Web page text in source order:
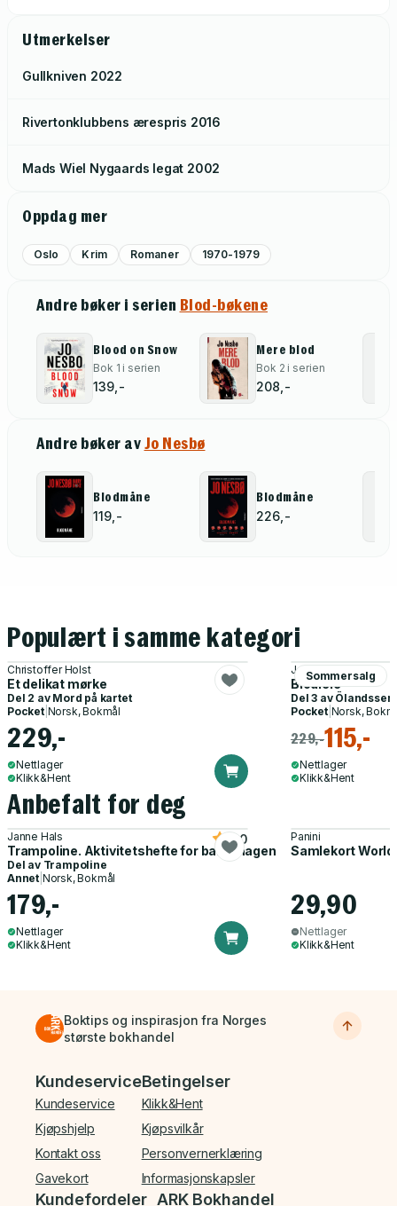
Utmerkelser
Gullkniven 2022
Rivertonklubbens ærespris 2016
Mads Wiel Nygaards legat 2002
Oppdag mer
Oslo Krim Romaner 1970-1979
Andre bøker i serien Blod-bøkene
Blood on Snow
Bok 1 i serien
139,-
Mere blod
Bok 2 i serien
208,-
Andre bøker avJo Nesbø
Blodmåne
119,-
Blodmåne
226,-
Populært i samme kategori
Christoffer Holst
Et delikat mørke
Del 2 av Mord på kartet
Pocket| Norsk, Bokmål
229,-
Nettlager
Klikk&Hent
Sommersalg
Johan Theorin
Blodleie
Del 3 av
Pocket| Norsk,
229,-115,-
Nettlager
Klikk&Hent
Anbefalt for deg
Janne Hals
Trampoline. Aktivitetshefte for barnehagen
5.0
Del av Trampoline
Annet Norsk, Bokmål
179,-
Nettlager
Klikk&Hent
Panini
Samlekort
29,90
Nettlager
Klikk&Hent
Boktips og inspirasjon fra Norges
største bokhandel
Bunnmeny
Kundeservice
Kundeservice
Kjøpshjelp
Kontakt oss
Gavekort
Betingelser
Klikk&Hent
Kjøpsvilkår
Personvernerklæring
Informasjonskapsler
Kundefordeler ARK Bokhandel